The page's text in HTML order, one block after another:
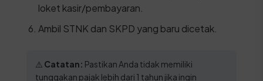
loket kasir/pembayaran.
Ambil STNK dan SKPD yang baru dicetak.
⚠️ Catatan: Pastikan Anda tidak memiliki
tunggakan pajak lebih dari 1 tahun jika ingin